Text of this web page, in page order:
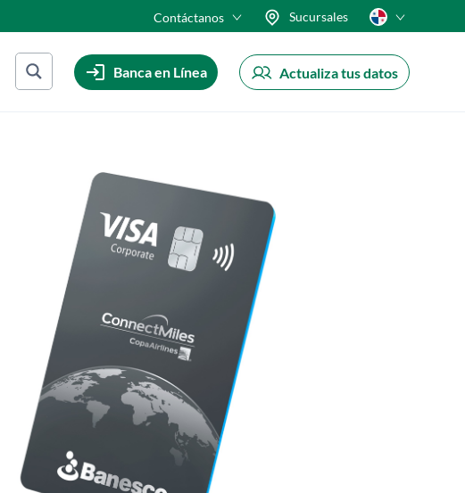
Contáctanos Sucursales
Banca en Línea Actualiza tus datos